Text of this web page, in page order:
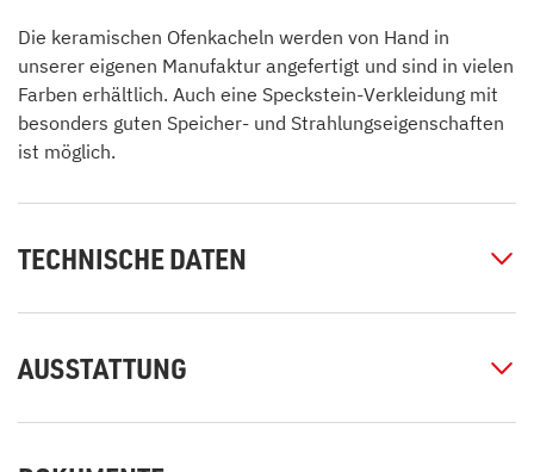
Die keramischen Ofenkacheln werden von Hand in
unserer eigenen Manufaktur angefertigt und sind in vielen
Farben erhältlich. Auch eine Speckstein-Verkleidung mit
besonders guten Speicher- und Strahlungseigenschaften
ist möglich.
TECHNISCHE DATEN
AUSSTATTUNG